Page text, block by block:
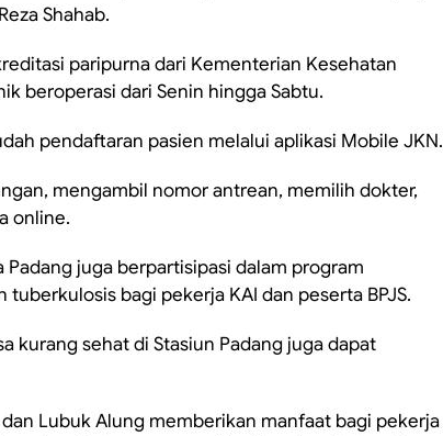
Shahab.
paripurna dari Kementerian Kesehatan
beroperasi dari Senin hingga Sabtu.
pendaftaran pasien melalui aplikasi Mobile JKN.
mengambil nomor antrean, memilih dokter,
online.
juga berpartisipasi dalam program
bagi pekerja KAI dan peserta BPJS.
kurang sehat di Stasiun Padang juga dapat
Lubuk Alung memberikan manfaat bagi pekerja